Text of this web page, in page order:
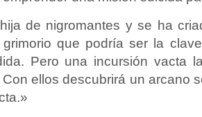
de nigromantes y se ha
grimorio que podría ser la
Pero una incursión vacta
ellos descubrirá un arcano